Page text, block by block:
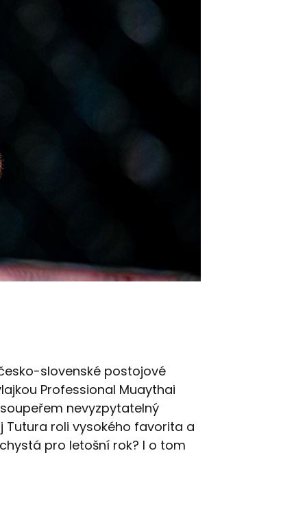
slovenské postojové
Professional Muaythai
soupeřem nevyzpytatelný
Tutura roli vysokého favorita a
pro letošní rok? I o tom